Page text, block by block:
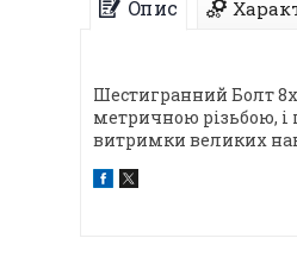
Опис
Шестигранний Болт
метричною різьбою,
витримки великих